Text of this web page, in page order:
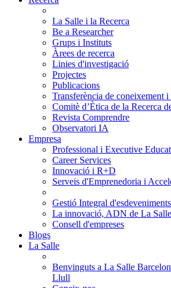
La Salle i la Recerca
Be a Researcher
Grups i Instituts
Àrees de recerca
Linies d'investigació
Projectes
Publicacions
Transferència de coneixement
Comitè d’Ètica de la Recerca
Revista Comprendre
Observatori IA
Empresa
Professional i Executive
Career Services
Innovació i R+D
Serveis d'Emprenedoria i
Gestió Integral d'esdeveniments
La innovació, ADN de La Salle
Consell d'empreses
Blogs
La Salle
Benvinguts a La Salle
Llull